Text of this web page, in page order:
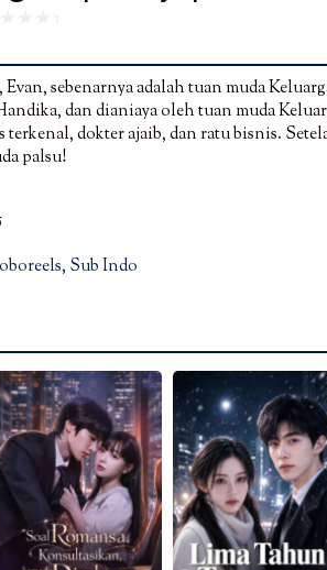
sebenarnya adalah tuan muda
dan dianiaya oleh tuan muda
terkenal, dokter ajaib, dan ratu bisnis.
palsu!
, Sub Indo